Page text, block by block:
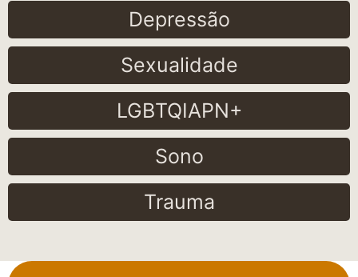
Depressão
Sexualidade
LGBTQIAPN+
Sono
Trauma